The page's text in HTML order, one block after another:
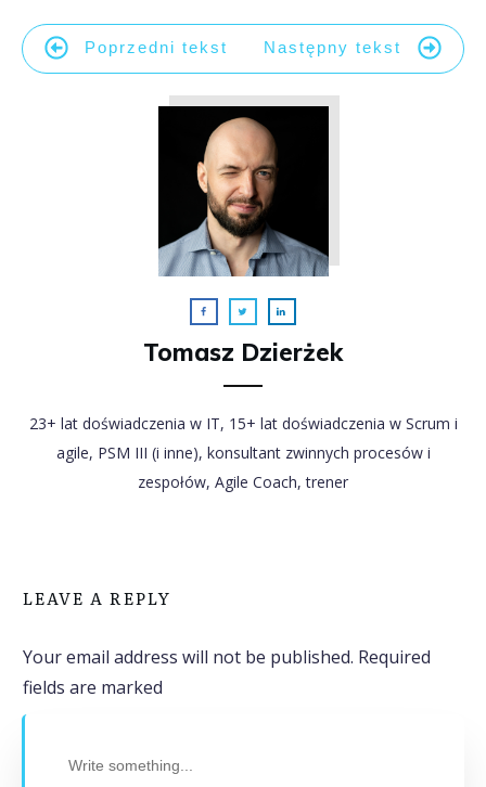
Poprzedni tekst Następny tekst
Tomasz Dzierżek
23+ lat doświadczenia w IT, 15+ lat doświadczenia w Scrum i
agile, PSM III (i inne), konsultant zwinnych procesów i
zespołów, Agile Coach, trener
LEAVE A REPLY
Your email address will not be published. Required
fields are marked